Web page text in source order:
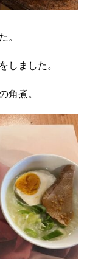
。
しました。
角煮。